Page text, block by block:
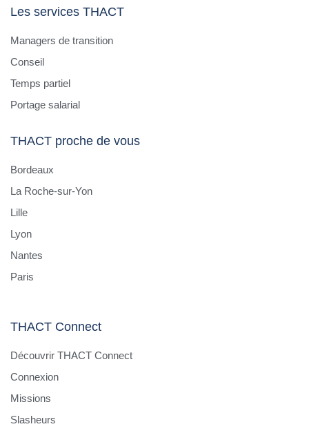
Les services THACT
Managers de transition
Conseil
Temps partiel
Portage salarial
THACT proche de vous
Bordeaux
La Roche-sur-Yon
Lille
Lyon
Nantes
Paris
THACT Connect
Découvrir THACT Connect
Connexion
Missions
Slasheurs